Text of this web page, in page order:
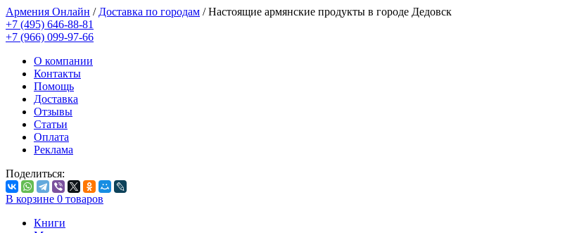
Армения Онлайн / Доставка по городам /Настоящие армянские продукты в городе Дедовск
+7 (495) 646-88-81
+7 (966) 099-97-66
О компании
Контакты
Помощь
Доставка
Отзывы
Статьи
Оплата
Реклама
Поделиться:
В корзине 0 товаров
Книги